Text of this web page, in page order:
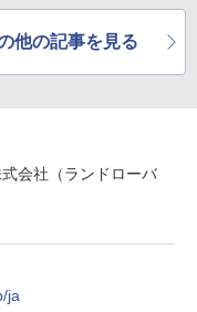
他の記事を見る
会社（ランドローバ
ja